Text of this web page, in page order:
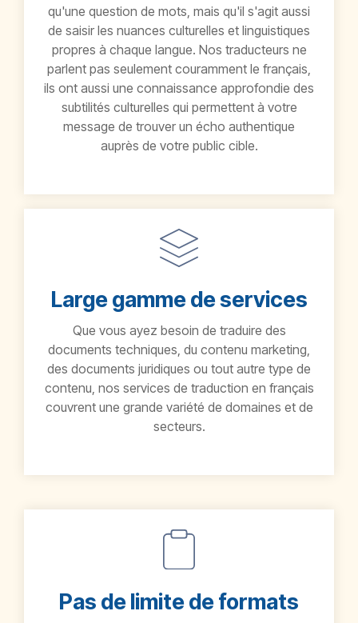
qu'une question de mots, mais qu'il s'agit aussi
de saisir les nuances culturelles et linguistiques
propres à chaque langue. Nos traducteurs ne
parlent pas seulement couramment le français,
ils ont aussi une connaissance approfondie des
subtilités culturelles qui permettent à votre
message de trouver un écho authentique
auprès de votre public cible.
Large gamme de services
Que vous ayez besoin de traduire des
documents techniques, du contenu marketing,
des documents juridiques ou tout autre type de
contenu, nos services de traduction en français
couvrent une grande variété de domaines et de
secteurs.
Pas de limite de formats